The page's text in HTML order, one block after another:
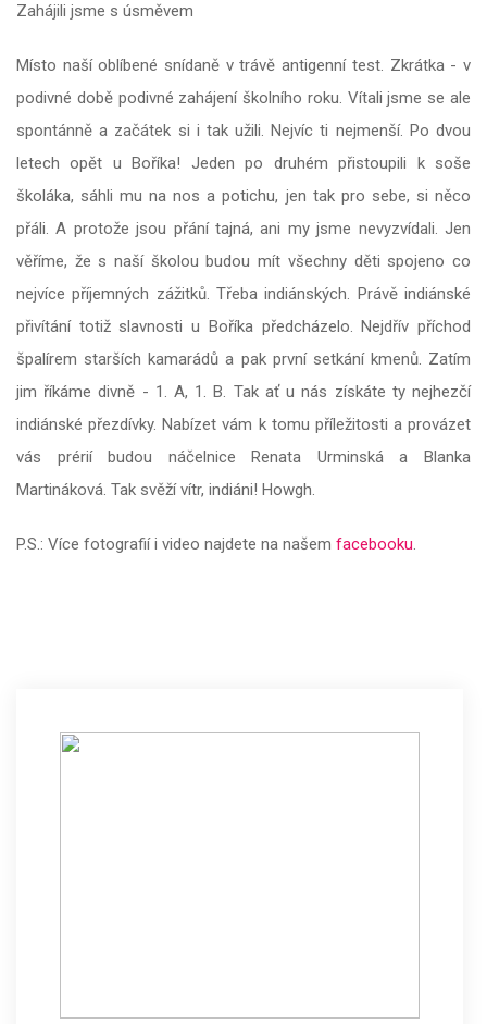
Zahájili jsme s úsměvem
Místo naší oblíbené snídaně v trávě antigenní test. Zkrátka - v
podivné době podivné zahájení školního roku. Vítali jsme se ale
spontánně a začátek si i tak užili. Nejvíc ti nejmenší. Po dvou
letech opět u Boříka! Jeden po druhém přistoupili k soše
školáka, sáhli mu na nos a potichu, jen tak pro sebe, si něco
přáli. A protože jsou přání tajná, ani my jsme nevyzvídali. Jen
věříme, že s naší školou budou mít všechny děti spojeno co
nejvíce příjemných zážitků. Třeba indiánských. Právě indiánské
přivítání totiž slavnosti u Boříka předcházelo. Nejdřív příchod
špalírem starších kamarádů a pak první setkání kmenů. Zatím
jim říkáme divně - 1. A, 1. B. Tak ať u nás získáte ty nejhezčí
indiánské přezdívky. Nabízet vám k tomu příležitosti a provázet
vás prérií budou náčelnice Renata Urminská a Blanka
Martináková. Tak svěží vítr, indiáni! Howgh.
P.S.: Více fotografií i video najdete na našem facebooku.